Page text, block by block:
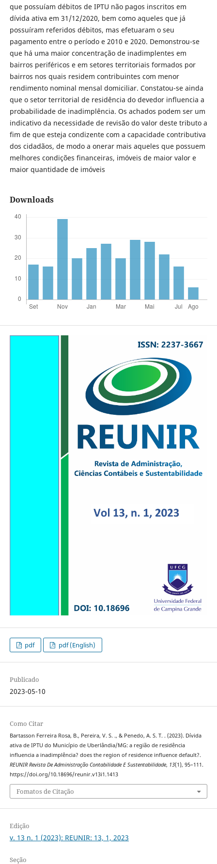
que possuíam débitos de IPTU não pagos inscritos em
dívida ativa em 31/12/2020, bem como aqueles que já
possuíram referidos débitos, mas efetuaram o seu
pagamento entre o período e 2010 e 2020. Demonstrou-se
que há uma maior concentração de inadimplentes em
bairros periféricos e em setores territoriais formados por
bairros nos quais residem contribuintes com menor
rendimento nominal mensal domiciliar. Constatou-se ainda
que o setor territorial de residência do devedor influencia a
probabilidade de inadimplência. Os achados podem ser um
indicativo da necessidade de revisão do valor deste tributo a
fim de que esteja condizente com a capacidade contributiva
dos cidadãos, de modo a onerar mais aqueles que possuem
melhores condições financeiras, imóveis de maior valor e
maior quantidade de imóveis
Downloads
pdf pdf (English)
Publicado
2023-05-10
Como Citar
Bartasson Ferreira Rosa, B., Pereira, V. S. ., & Penedo, A. S. T. . (2023). Dívida
ativa de IPTU do Município de Uberlândia/MG: a região de residência
influencia a inadimplência? does the region of residence influence default?.
REUNIR Revista De Administração Contabilidade E Sustentabilidade, 13(1), 95–111.
https://doi.org/10.18696/reunir.v13i1.1413
Fomatos de Citação
Edição
v. 13 n. 1 (2023): REUNIR: 13, 1, 2023
Seção